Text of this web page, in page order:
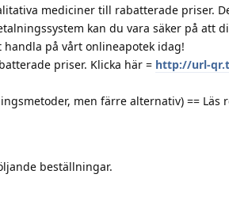
mediciner till rabatterade priser.
kan du vara säker på att
på vårt onlineapotek idag!
priser. Klicka här = http://url-
men färre alternativ) == Läs
beställningar.